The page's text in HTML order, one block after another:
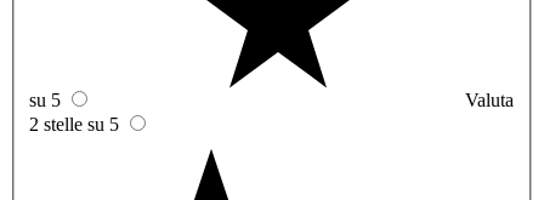
su 5
Valuta
2 stelle su 5